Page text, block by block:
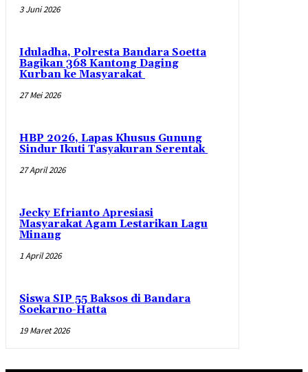
3 Juni 2026
Iduladha, Polresta Bandara Soetta
Bagikan 368 Kantong Daging
Kurban ke Masyarakat
27 Mei 2026
HBP 2026, Lapas Khusus Gunung
Sindur Ikuti Tasyakuran Serentak
27 April 2026
Jecky Efrianto Apresiasi
Masyarakat Agam Lestarikan Lagu
Minang
1 April 2026
Siswa SIP 55 Baksos di Bandara
Soekarno-Hatta
19 Maret 2026